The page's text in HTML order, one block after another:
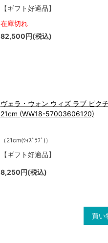
【ギフト好適品】
在庫切れ
82,500円(税込)
ヴェラ・ウォン ウィズ ラブ ピク
21cm (WW18-57003606120)
（21cm(ｳｨｽﾞﾗﾌﾞ)）
【ギフト好適品】
8,250円(税込)
買い